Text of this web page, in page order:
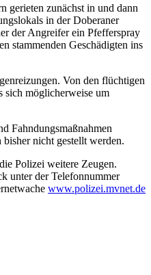
gerieten zunächst in und dann
in der Doberaner
der Angreifer ein Pfefferspray
stammenden Geschädigten ins
Von den flüchtigen
sich möglicherweise um
Fahndungsmaßnahmen
nicht gestellt werden.
Polizei weitere Zeugen.
unter der Telefonnummer
www.polizei.mvnet.de